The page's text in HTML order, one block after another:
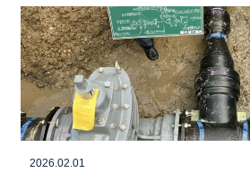
2026.02.01